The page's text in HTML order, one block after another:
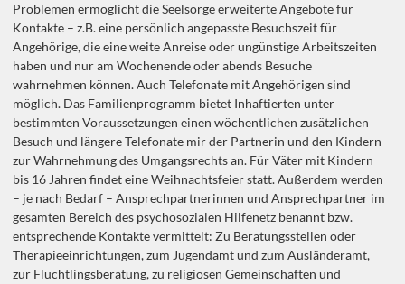
Problemen ermöglicht die Seelsorge erweiterte Angebote für
Kontakte – z.B. eine persönlich angepasste Besuchszeit für
Angehörige, die eine weite Anreise oder ungünstige Arbeitszeiten
haben und nur am Wochenende oder abends Besuche
wahrnehmen können. Auch Telefonate mit Angehörigen sind
möglich. Das Familienprogramm bietet Inhaftierten unter
bestimmten Voraussetzungen einen wöchentlichen zusätzlichen
Besuch und längere Telefonate mir der Partnerin und den Kindern
zur Wahrnehmung des Umgangsrechts an. Für Väter mit Kindern
bis 16 Jahren findet eine Weihnachtsfeier statt. Außerdem werden
– je nach Bedarf – Ansprechpartnerinnen und Ansprechpartner im
gesamten Bereich des psychosozialen Hilfenetz benannt bzw.
entsprechende Kontakte vermittelt: Zu Beratungsstellen oder
Therapieeinrichtungen, zum Jugendamt und zum Ausländeramt,
zur Flüchtlingsberatung, zu religiösen Gemeinschaften und